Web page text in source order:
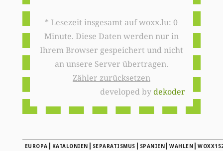
* Lesezeit insgesamt auf woxx.lu: 0
Minute. Diese Daten werden nur in
Ihrem Browser gespeichert und nicht
an unsere Server übertragen.
Zähler zurücksetzen
developed bydekoder
EUROPA | KATALONIEN | SEPARATISMUS | SPANIEN |WAHLEN |